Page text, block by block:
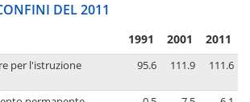
DEL 2011
1991 2001 2011
per l'istruzione
95.6 111.9 111.6